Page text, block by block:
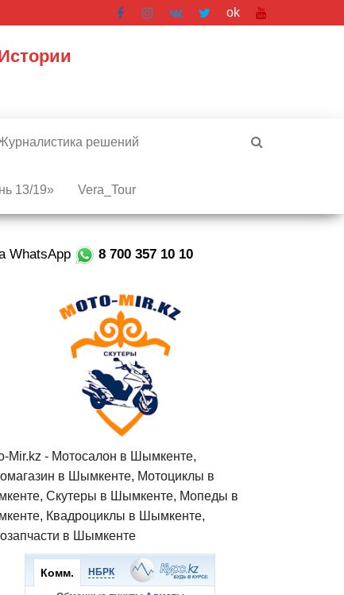
ok
решений
13/19» Vera_Tour
WhatsApp 8 700 357 10 10
Mir.kz - Мотосалон в Шымкенте,
в Шымкенте, Мотоциклы в
Скутеры в Шымкенте, Мопеды в
Квадроциклы в Шымкенте,
в Шымкенте